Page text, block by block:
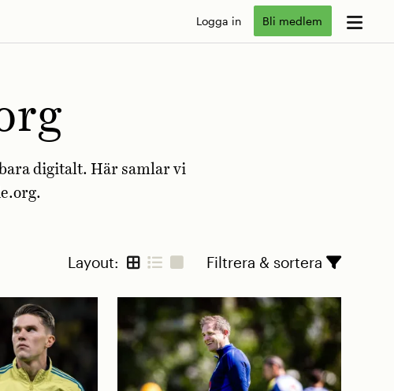
Logga in Bli medlem
digitalt. Här samlar vi
Layout: Filtrera & sortera